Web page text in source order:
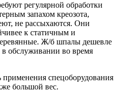
регулярной обработки
запахом креозота,
не рассыхаются. Они
к статичным и
Ж/б шпалы дешевле
обслуживании во время
спецоборудования
большой вес.